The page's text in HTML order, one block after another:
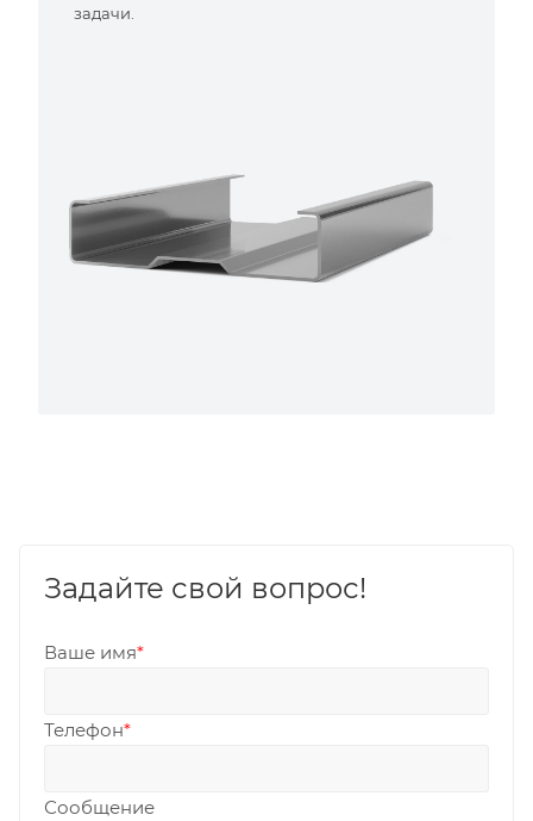
задачи.
Задайте свой вопрос!
Ваше имя*
Телефон*
Сообщение